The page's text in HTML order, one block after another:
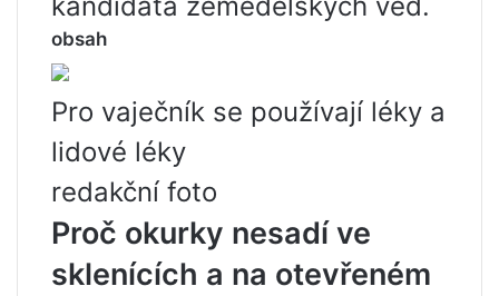
obsah
Pro vaječník se používají léky a
lidové léky
redakční foto
Proč okurky nesadí ve
sklenících a na otevřeném